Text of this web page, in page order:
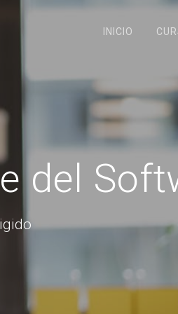
INICIO
del